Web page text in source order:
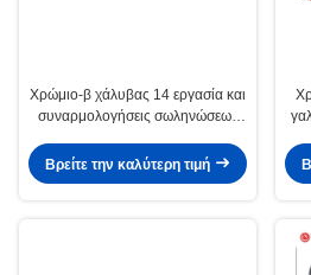
Χρώμιο-β χάλυβας 14 εργασία και
συναρμολογήσεις σωληνώσεων
κλειδιών σωλήνων» 18» Stillson
Βρείτε την καλύτερη τιμή